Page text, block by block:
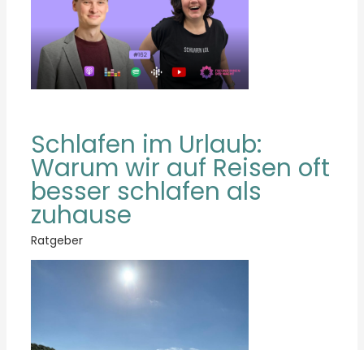
Schlafen im Urlaub:
Warum wir auf Reisen oft
besser schlafen als
zuhause
Ratgeber